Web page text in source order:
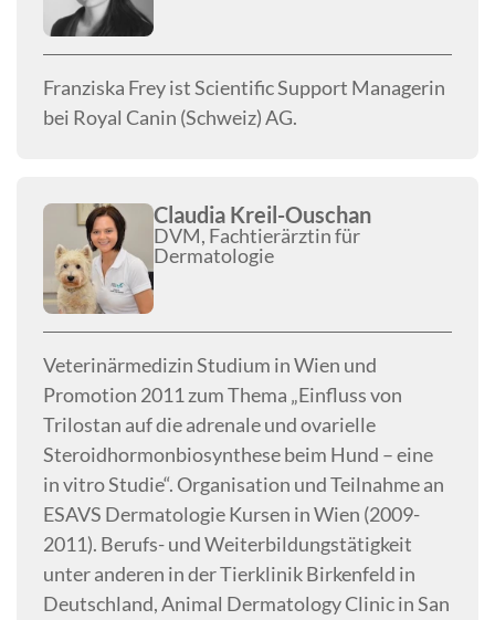
Franziska Frey ist Scientific Support Managerin
bei Royal Canin (Schweiz) AG.
Claudia Kreil-Ouschan
DVM, Fachtierärztin für
Dermatologie
Veterinärmedizin Studium in Wien und
Promotion 2011 zum Thema „Einfluss von
Trilostan auf die adrenale und ovarielle
Steroidhormonbiosynthese beim Hund – eine
in vitro Studie“. Organisation und Teilnahme an
ESAVS Dermatologie Kursen in Wien (2009-
2011). Berufs- und Weiterbildungstätigkeit
unter anderen in der Tierklinik Birkenfeld in
Deutschland, Animal Dermatology Clinic in San